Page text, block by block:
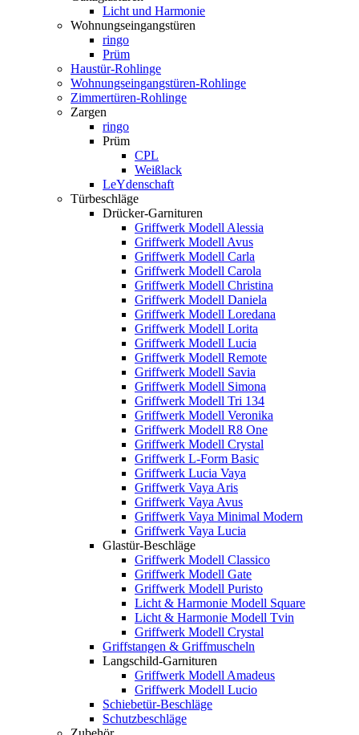
Licht und Harmonie
Wohnungseingangstüren
ringo
Prüm
Haustür-Rohlinge
Wohnungseingangstüren-Rohlinge
Zimmertüren-Rohlinge
Zargen
ringo
Prüm
CPL
Weißlack
LeYdenschaft
Türbeschläge
Drücker-Garnituren
Griffwerk Modell Alessia
Griffwerk Modell Avus
Griffwerk Modell Carla
Griffwerk Modell Carola
Griffwerk Modell Christina
Griffwerk Modell Daniela
Griffwerk Modell Loredana
Griffwerk Modell Lorita
Griffwerk Modell Lucia
Griffwerk Modell Remote
Griffwerk Modell Savia
Griffwerk Modell Simona
Griffwerk Modell Tri 134
Griffwerk Modell Veronika
Griffwerk Modell R8 One
Griffwerk Modell Crystal
Griffwerk L-Form Basic
Griffwerk Lucia Vaya
Griffwerk Vaya Aris
Griffwerk Vaya Avus
Griffwerk Vaya Minimal Modern
Griffwerk Vaya Lucia
Glastür-Beschläge
Griffwerk Modell Classico
Griffwerk Modell Gate
Griffwerk Modell Puristo
Licht & Harmonie Modell Square
Licht & Harmonie Modell Tvin
Griffwerk Modell Crystal
Griffstangen & Griffmuscheln
Langschild-Garnituren
Griffwerk Modell Amadeus
Griffwerk Modell Lucio
Schiebetür-Beschläge
Schutzbeschläge